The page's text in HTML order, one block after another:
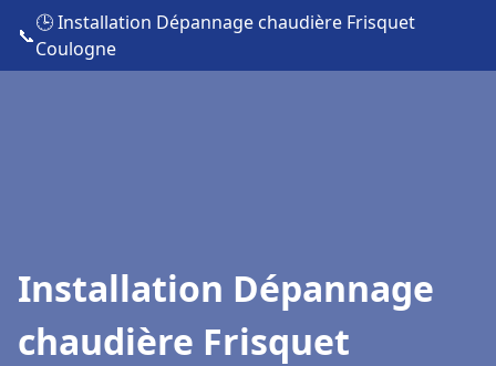
📞
🕒 Installation Dépannage chaudière Frisquet
Coulogne
Installation Dépannage
chaudière Frisquet